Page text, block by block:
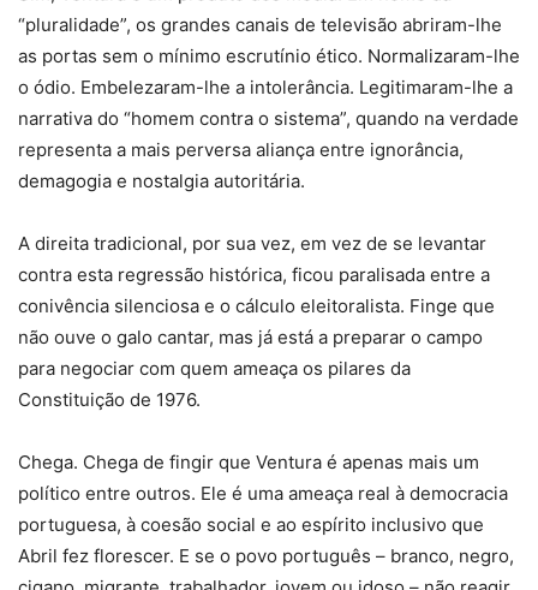
“pluralidade”, os grandes canais de televisão abriram-lhe
as portas sem o mínimo escrutínio ético. Normalizaram-lhe
o ódio. Embelezaram-lhe a intolerância. Legitimaram-lhe a
narrativa do “homem contra o sistema”, quando na verdade
representa a mais perversa aliança entre ignorância,
demagogia e nostalgia autoritária.
A direita tradicional, por sua vez, em vez de se levantar
contra esta regressão histórica, ficou paralisada entre a
conivência silenciosa e o cálculo eleitoralista. Finge que
não ouve o galo cantar, mas já está a preparar o campo
para negociar com quem ameaça os pilares da
Constituição de 1976.
Chega. Chega de fingir que Ventura é apenas mais um
político entre outros. Ele é uma ameaça real à democracia
portuguesa, à coesão social e ao espírito inclusivo que
Abril fez florescer. E se o povo português – branco, negro,